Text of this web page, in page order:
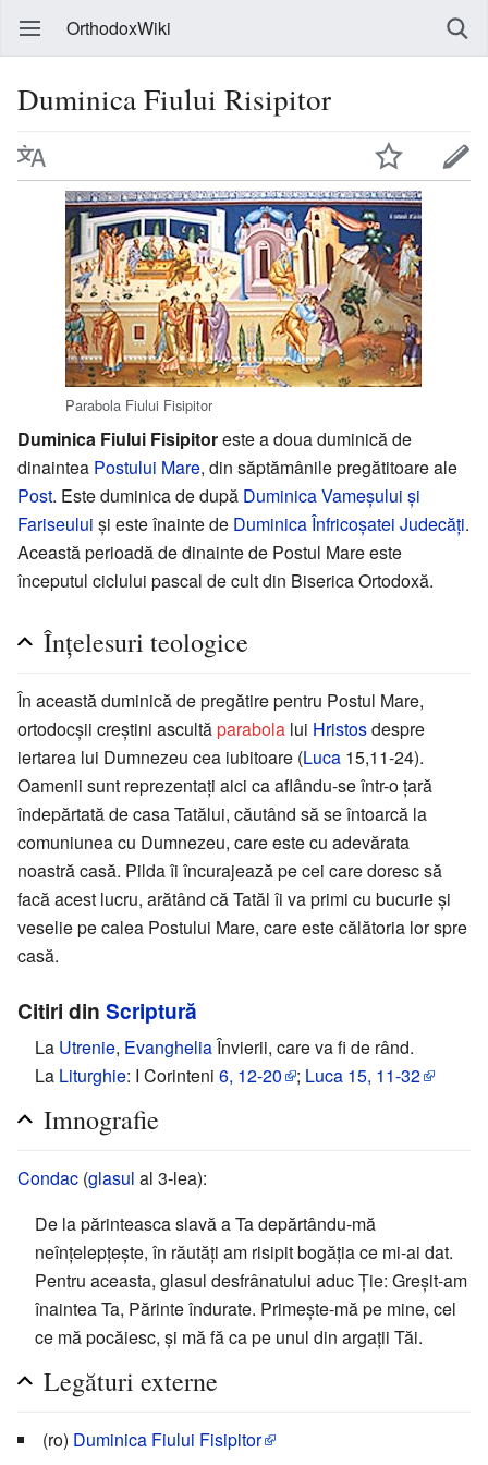
OrthodoxWiki
Duminica Fiului Risipitor
Parabola Fiului Fisipitor
Duminica Fiului Fisipitoreste a doua duminică de
dinaintea Postului Mare, din săptămânile pregătitoare ale
Post. Este duminica de după Duminica Vameşului şi
Fariseului şi este înainte de Duminica Înfricoşatei Judecăţi.
Această perioadă de dinainte de Postul Mare este
începutul ciclului pascal de cult din Biserica Ortodoxă.
Înţelesuri teologice
În această duminică de pregătire pentru Postul Mare,
ortodocșii creștini ascultăparabola lui Hristosdespre
iertarea lui Dumnezeu cea iubitoare (Luca 15,11-24).
Oamenii sunt reprezentați aici ca aflându-se într-o țară
îndepărtată de casa Tatălui, căutând să se întoarcă la
comuniunea cu Dumnezeu, care este cu adevărata
noastră casă. Pilda îi încurajează pe cei care doresc să
facă acest lucru, arătând că Tatăl îi va primi cu bucurie și
veselie pe calea Postului Mare, care este călătoria lor spre
casă.
Citiri din Scriptură
La Utrenie, EvangheliaÎnvierii, care va fi de rând.
La Liturghie: I Corinteni 6, 12-20 ; Luca 15, 11-32
Imnografie
Condac (glasul al 3-lea):
De la părinteasca slavă a Ta depărtându-mă
neînţelepţeşte, în răutăţi am risipit bogăţia ce mi-ai dat.
Pentru aceasta, glasul desfrânatului aduc Ţie: Greşit-am
înaintea Ta, Părinte îndurate. Primeşte-mă pe mine, cel
ce mă pocăiesc, şi mă fă ca pe unul din argaţii Tăi.
Legături externe
(ro) Duminica Fiului Fisipitor